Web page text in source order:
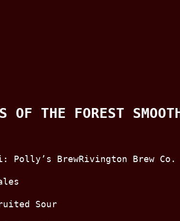
THE FOREST
Polly’s BrewRivington Brew Co.
Sour